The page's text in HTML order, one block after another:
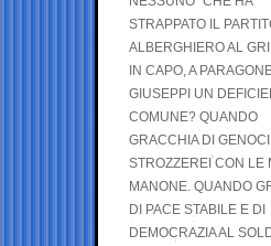
STRAPPATO IL
ALBERGHIERO AL
IN CAPO, A
GIUSEPPI UN
COMUNE? QUANDO
GRACCHIA DI
STROZZEREI CON LE
MANONE. QUANDO
DI PACE STABILE E DI
DEMOCRAZIA AL